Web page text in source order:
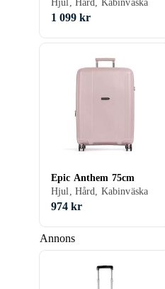
Annons
Hjul, Hård, Kabinväska
1 099 kr
Epic Anthem 75cm
Hjul, Hård, Kabinväska
974 kr